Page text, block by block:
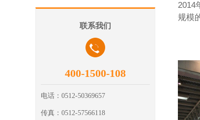
联系我们
400-1500-108
电话： 0512-50369657
传真： 0512-57566118
2014
规模